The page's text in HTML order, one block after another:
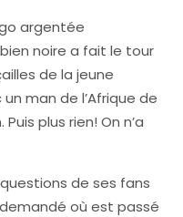
argentée
noire a fait le tour
de la jeune
man de l’Afrique de
plus rien! On n’a
de ses fans
où est passé